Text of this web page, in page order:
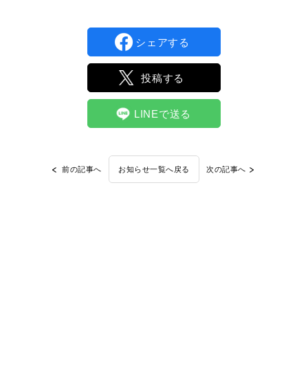
シェアする
投稿する
LINEで送る
前の記事へ お知らせ一覧へ戻る 次の記事へ